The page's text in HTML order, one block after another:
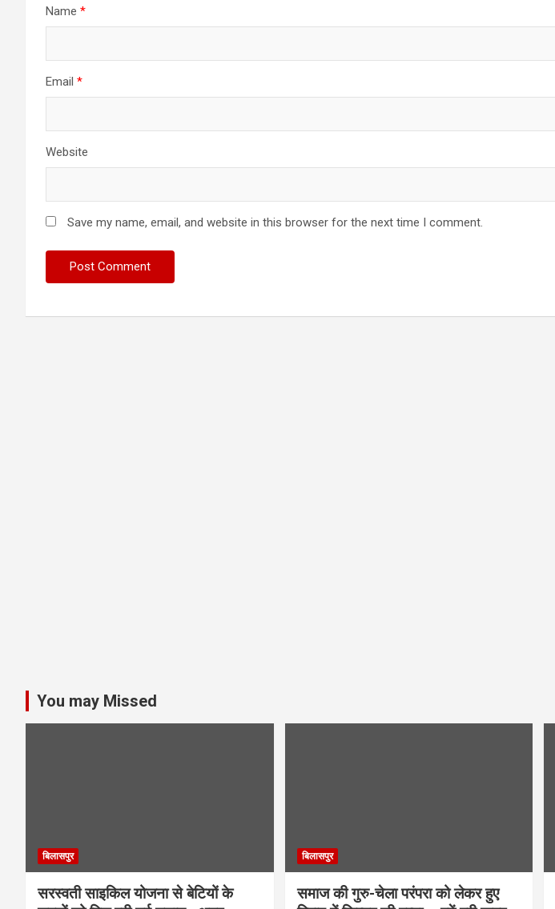
Name *
Email *
Website
Save my name, email, and website in this browser for the next time I comment.
You may Missed
बिलासपुर
सरस्वती साइकिल योजना से बेटियों के
बिलासपुर
समाज की गुरु-चेला परंपरा को लेकर हुए